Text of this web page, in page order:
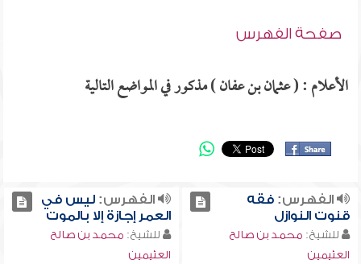
صفحة الفهرس
الأعلام : ( عثمان بن عفان ) مذكور في المواضع التالية
الفهرس:فقه
قنوت النوازل
للشيخ: محمد بن صالح
العثيمين
الفهرس:ليس في
العمر إجازة إلا بالموت
للشيخ: محمد بن صالح
العثيمين